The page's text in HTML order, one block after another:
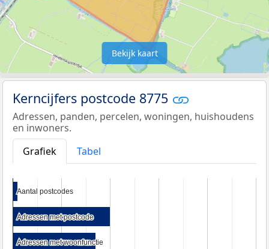
Bekijk kaart
Kerncijfers postcode 8775
Adressen, panden, percelen, woningen, huishoudens
en inwoners.
Grafiek
Tabel
Aantal postcodes
Aantal postcodes
Adressen met postcode
Adressen met postcode
Adressen met woonfunctie
Adressen met woonfunctie